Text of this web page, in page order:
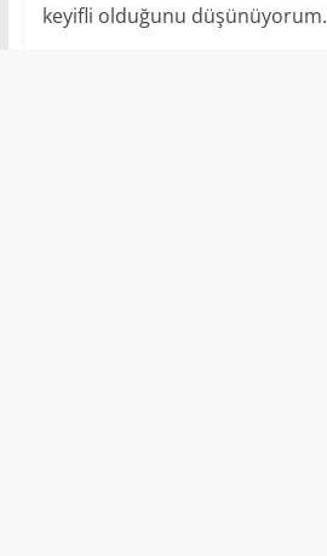
keyifli olduğunu düşünüyorum.